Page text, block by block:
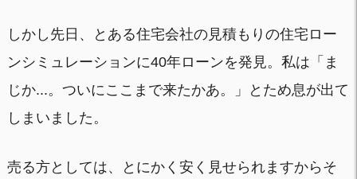
しかし先日、とある住宅会社の見積もりの住宅ロー
ンシミュレーションに40年ローンを発見。私は「ま
じか...。ついにここまで来たかあ。」とため息が出て
しまいました。
売る方としては、とにかく安く見せられますからそ